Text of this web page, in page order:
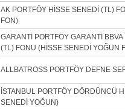
AK PORTFÖY HİSSE SENEDİ (TL)
FON)
GARANTİ PORTFÖY GARANTİ
(TL) FONU (HİSSE SENEDİ YOĞUN
ALLBATROSS PORTFÖY DEFNE
İSTANBUL PORTFÖY DÖRDÜNCÜ
SENEDİ YOĞUN)